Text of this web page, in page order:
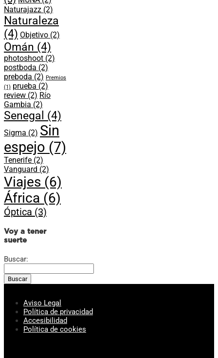
Naturajazz (2)
Naturaleza
(4) Objetivo (2)
Omán (4)
photoshoot (2)
postboda (2)
preboda (2) Premios
(1) prueba (2)
review (2) Río
Gambia (2)
Senegal (4)
Sigma (2) Sin
espejo (7)
Tenerife (2)
Vanguard (2)
Viajes (6)
África (6)
Óptica (3)
Voy a tener
suerte
Buscar:
Aviso Legal
Política de privacidad
Accesibilidad
Política de cookies